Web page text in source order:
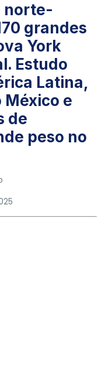
norte-
grandes
York
Estudo
Latina,
México e
de
peso no